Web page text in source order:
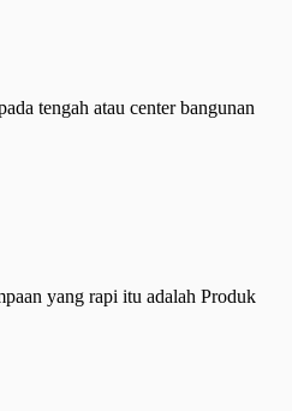
tengah atau center bangunan
yang rapi itu adalah Produk